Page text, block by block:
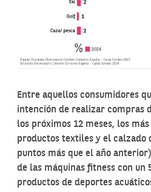
Entre aquellos consumidores
intención de realizar compras
los próximos 12 meses, los
productos textiles y el calzado
puntos más que el año
de las máquinas fitness con un
productos de deportes